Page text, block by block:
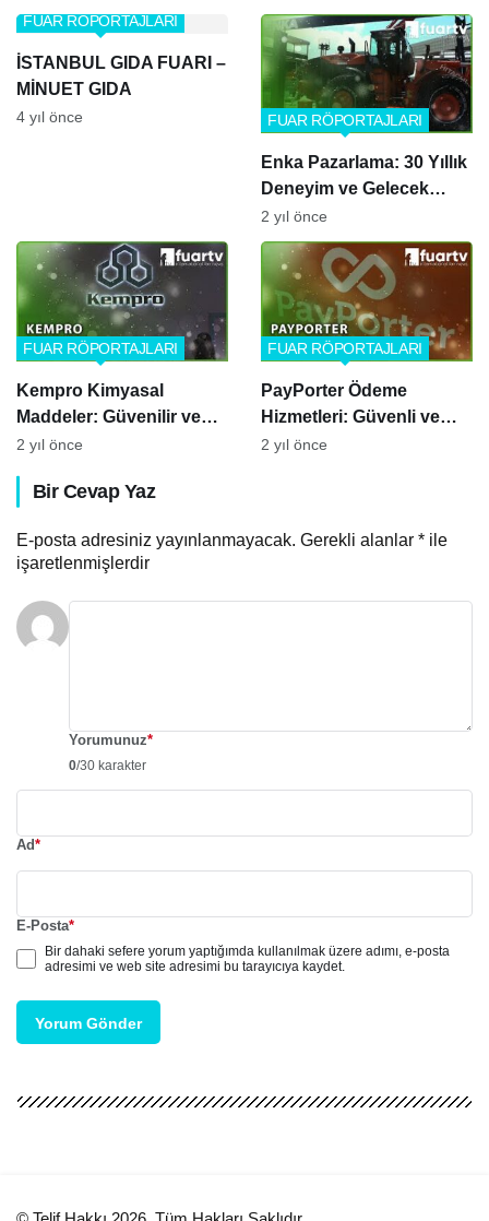
İSTANBUL GIDA FUARI –
MİNUET GIDA
FUAR RÖPORTAJLARI
4 yıl önce
Enka Pazarlama: 30 Yıllık
Deneyim ve Gelecek
Hedefleri – Tolga
BÜYÜKERDOĞAN ile
Söyleşi
FUAR RÖPORTAJLARI
2 yıl önce
Kempro Kimyasal
Maddeler: Güvenilir ve
Kaliteli Kimyasal
FUAR RÖPORTAJLARI
2 yıl önce
PayPorter Ödeme
Hizmetleri: Güvenli ve
Hızlı Ödeme Çözümleri
FUAR RÖPORTAJLARI
2 yıl önce
Bir Cevap Yaz
E-posta adresiniz yayınlanmayacak. Gerekli alanlar * ile
işaretlenmişlerdir
Yorumunuz*
0/30 karakter
Ad*
E-Posta*
Bir dahaki sefere yorum yaptığımda kullanılmak üzere adımı, e-posta
adresimi ve web site adresimi bu tarayıcıya kaydet.
Yorum Gönder